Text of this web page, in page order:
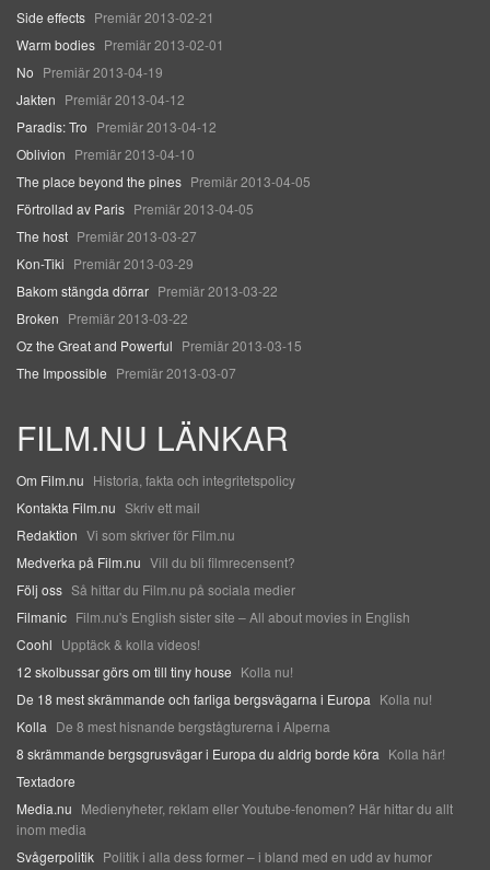
Side effects Premiär 2013-02-21
Warm bodies Premiär 2013-02-01
No Premiär 2013-04-19
Jakten Premiär 2013-04-12
Paradis: Tro Premiär 2013-04-12
Oblivion Premiär 2013-04-10
The place beyond the pines Premiär 2013-04-05
Förtrollad av Paris Premiär 2013-04-05
The host Premiär 2013-03-27
Kon-Tiki Premiär 2013-03-29
Bakom stängda dörrar Premiär 2013-03-22
Broken Premiär 2013-03-22
Oz the Great and Powerful Premiär 2013-03-15
The Impossible Premiär 2013-03-07
FILM.NU LÄNKAR
Om Film.nu Historia, fakta och integritetspolicy
Kontakta Film.nu Skriv ett mail
Redaktion Vi som skriver för Film.nu
Medverka på Film.nu Vill du bli filmrecensent?
Följ oss Så hittar du Film.nu på sociala medier
Filmanic Film.nu's English sister site – All about movies in English
Coohl Upptäck & kolla videos!
12 skolbussar görs om till tiny house Kolla nu!
De 18 mest skrämmande och farliga bergsvägarna i Europa Kolla nu!
Kolla De 8 mest hisnande bergstågturerna i Alperna
8 skrämmande bergsgrusvägar i Europa du aldrig borde köra Kolla här!
Textadore
Media.nu Medienyheter, reklam eller Youtube-fenomen? Här hittar du allt
inom media
Svågerpolitik Politik i alla dess former – i bland med en udd av humor